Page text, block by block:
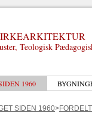
Teologisk
1960
SIDEN 1960>